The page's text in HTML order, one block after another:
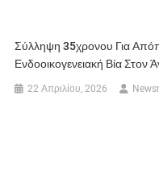
Σύλληψη 35χρονου Για
Ενδοοικογενειακή Βία Στον
22 Απριλίου, 2026